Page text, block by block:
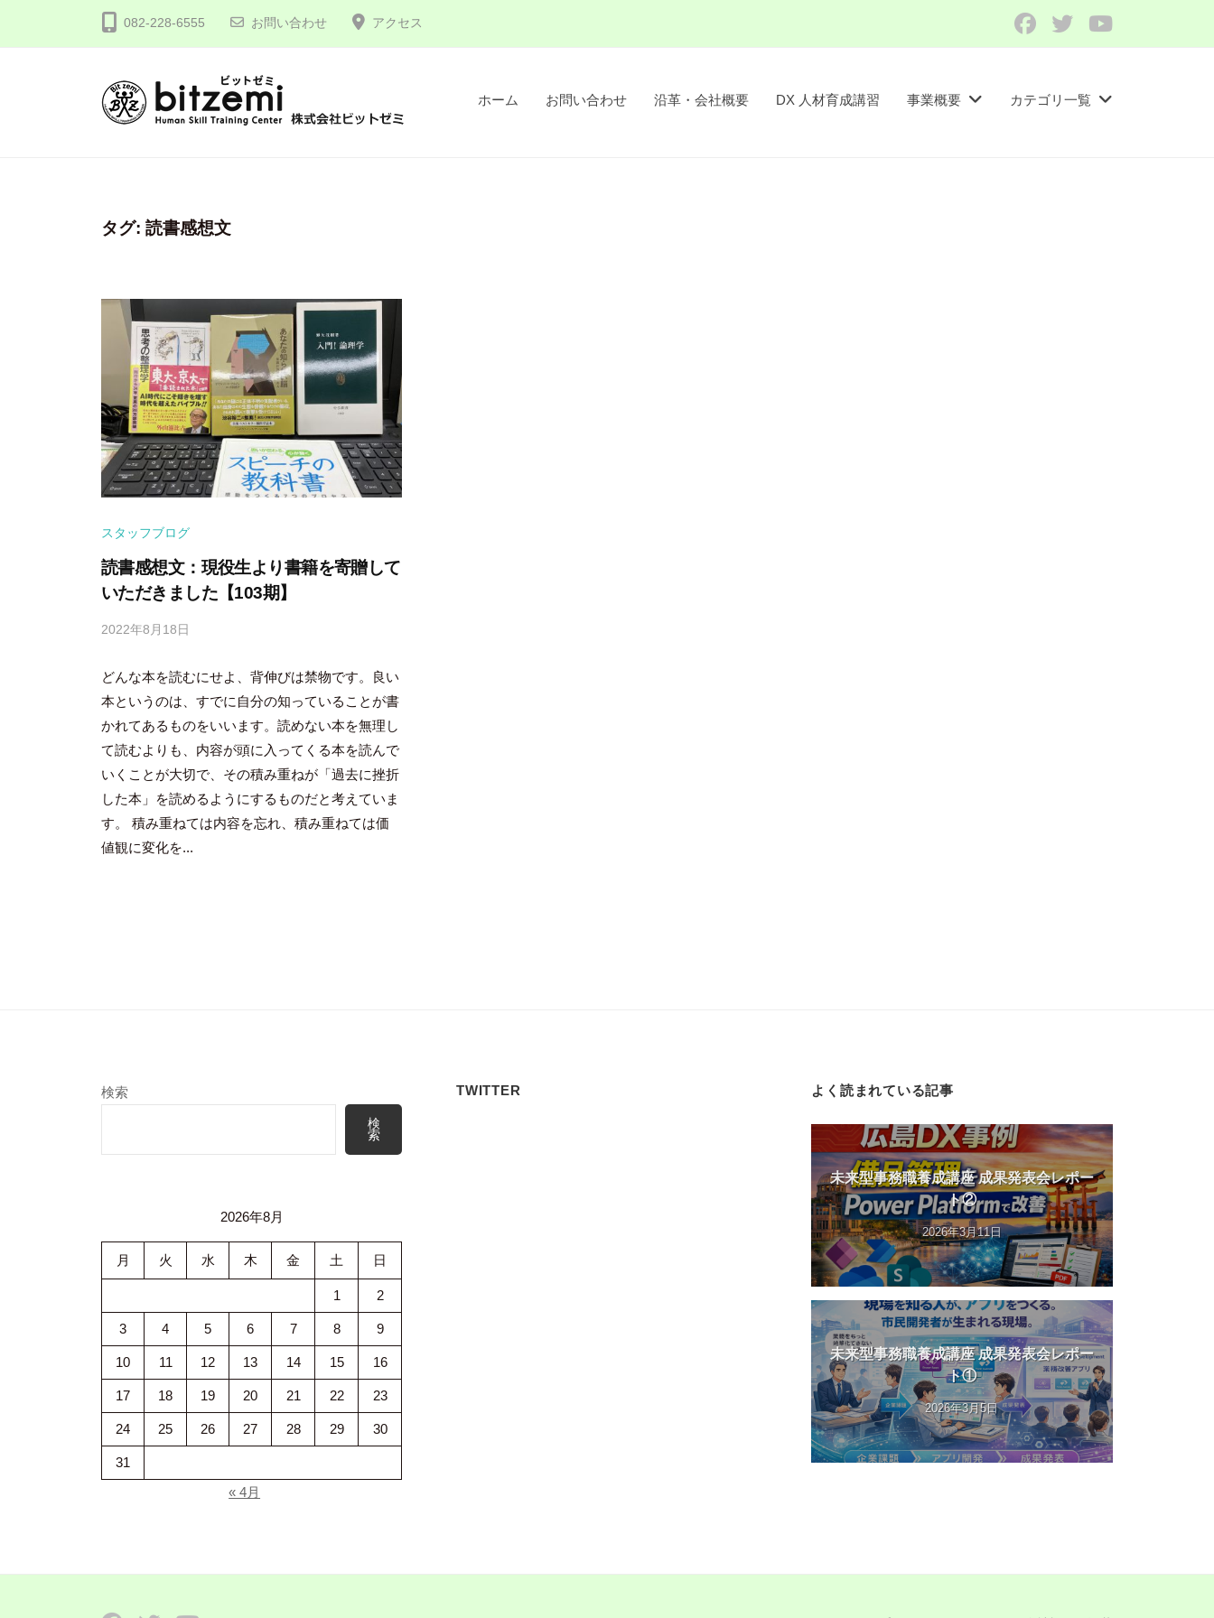
082-228-6555 お問い合わせ アクセス Facebook
TwitterYouTube
社
を
る
ホーム お問い合わせ 沿革・会社概要 DX 人材育成講習​ 事業概要 カテゴリ一覧
タグ: 読書感想文
スタッフブログ
読書感想文：現役生より書籍を寄贈して
いただきました【103期】
2022年8月18日
隅
田
智
尋
どんな本を読むにせよ、背伸びは禁物です。良い
本というのは、すでに自分の知っていることが書
かれてあるものをいいます。読めない本を無理し
て読むよりも、内容が頭に入ってくる本を読んで
いくことが大切で、その積み重ねが「過去に挫折
した本」を読めるようにするものだと考えていま
す。 積み重ねては内容を忘れ、積み重ねては価
値観に変化を...
検索
検
索
2026年8月
月 火 水 木 金 土 日
1 2
3 4 5 6 7 8 9
10 11 12 13 14 15 16
17 18 19 20 21 22 23
24 25 26 27 28 29 30
31
« 4月
TWITTER よく読まれている記事
未来型事務職養成講座 成果発表会レポー
ト②
2026年3月11日
未来型事務職養成講座 成果発表会レポー
ト①
2026年3月5日
式
会
ビ
ッ